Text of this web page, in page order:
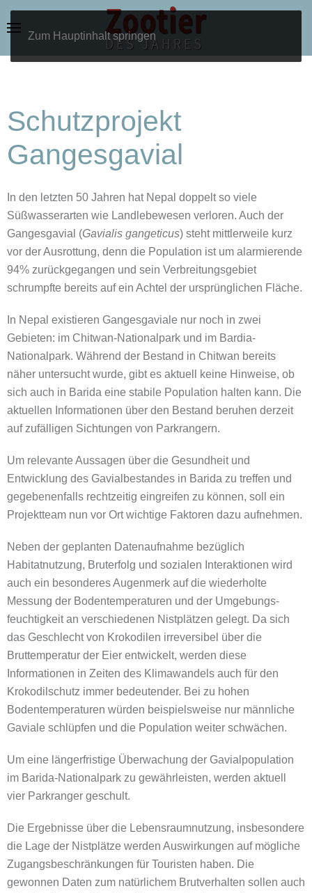
Zum Hauptinhalt springen
Schutzprojekt
Gangesgavial
In den letzten 50 Jahren hat Nepal doppelt so viele
Süßwasserarten wie Landlebewesen verloren. Auch der
Gangesgavial (Gavialis gangeticus) steht mittlerweile kurz
vor der Ausrottung, denn die Population ist um alarmierende
94% zurückgegangen und sein Verbreitungsgebiet
schrumpfte bereits auf ein Achtel der ursprünglichen Fläche.
In Nepal existieren Gangesgaviale nur noch in zwei
Gebieten: im Chitwan-Nationalpark und im Bardia-
Nationalpark. Während der Bestand in Chitwan bereits
näher untersucht wurde, gibt es aktuell keine Hinweise, ob
sich auch in Barida eine stabile Population halten kann. Die
aktuellen Informationen über den Bestand beruhen derzeit
auf zufälligen Sichtungen von Parkrangern.
Um relevante Aussagen über die Gesundheit und
Entwicklung des Gavialbestandes in Barida zu treffen und
gegebenenfalls rechtzeitig eingreifen zu können, soll ein
Projektteam nun vor Ort wichtige Faktoren dazu aufnehmen.
Neben der geplanten Datenaufnahme bezüglich
Habitatnutzung, Bruterfolg und sozialen Interaktionen wird
auch ein besonderes Augenmerk auf die wiederholte
Messung der Bodentemperaturen und der Umgebungs-
feuchtigkeit an verschiedenen Nistplätzen gelegt. Da sich
das Geschlecht von Krokodilen irreversibel über die
Bruttemperatur der Eier entwickelt, werden diese
Informationen in Zeiten des Klimawandels auch für den
Krokodilschutz immer bedeutender. Bei zu hohen
Bodentemperaturen würden beispielsweise nur männliche
Gaviale schlüpfen und die Population weiter schwächen.
Um eine längerfristige Überwachung der Gavialpopulation
im Barida-Nationalpark zu gewährleisten, werden aktuell
vier Parkranger geschult.
Die Ergebnisse über die Lebensraumnutzung, insbesondere
die Lage der Nistplätze werden Auswirkungen auf mögliche
Zugangsbeschränkungen für Touristen haben. Die
gewonnen Daten zum natürlichem Brutverhalten sollen auch